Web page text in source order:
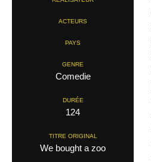
ACTEURS
PAYS
GENRE
Comedie
DURÉE
124
TITRE ORIGINAL
We bought a zoo